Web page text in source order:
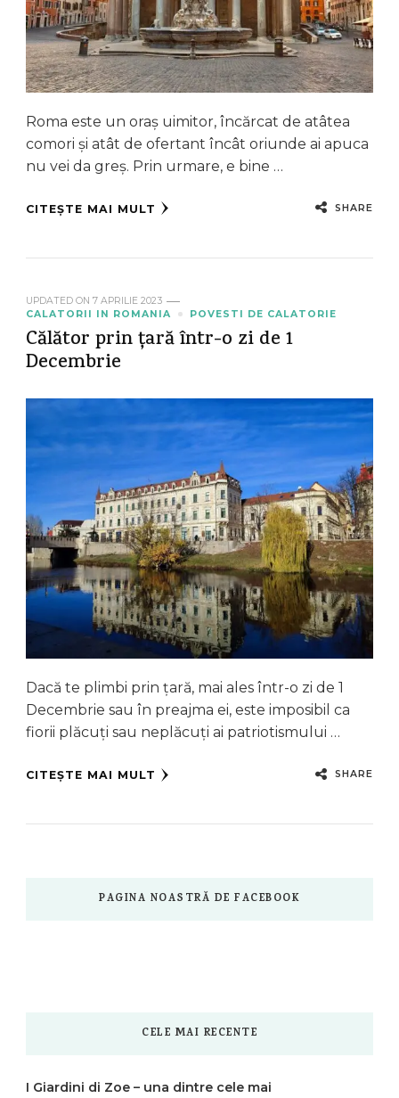
Roma este un oraș uimitor, încărcat de atâtea
comori și atât de ofertant încât oriunde ai apuca
nu vei da greș. Prin urmare, e bine …
CITEȘTE MAI MULT SHARE
UPDATED ON 7 APRILIE 2023
CALATORII IN ROMANIA
POVESTI DE CALATORIE
Călător prin țară într-o zi de 1
Decembrie
Dacă te plimbi prin țară, mai ales într-o zi de 1
Decembrie sau în preajma ei, este imposibil ca
fiorii plăcuți sau neplăcuți ai patriotismului …
CITEȘTE MAI MULT SHARE
PAGINA NOASTRĂ DE FACEBOOK
CELE MAI RECENTE
I Giardini di Zoe – una dintre cele mai